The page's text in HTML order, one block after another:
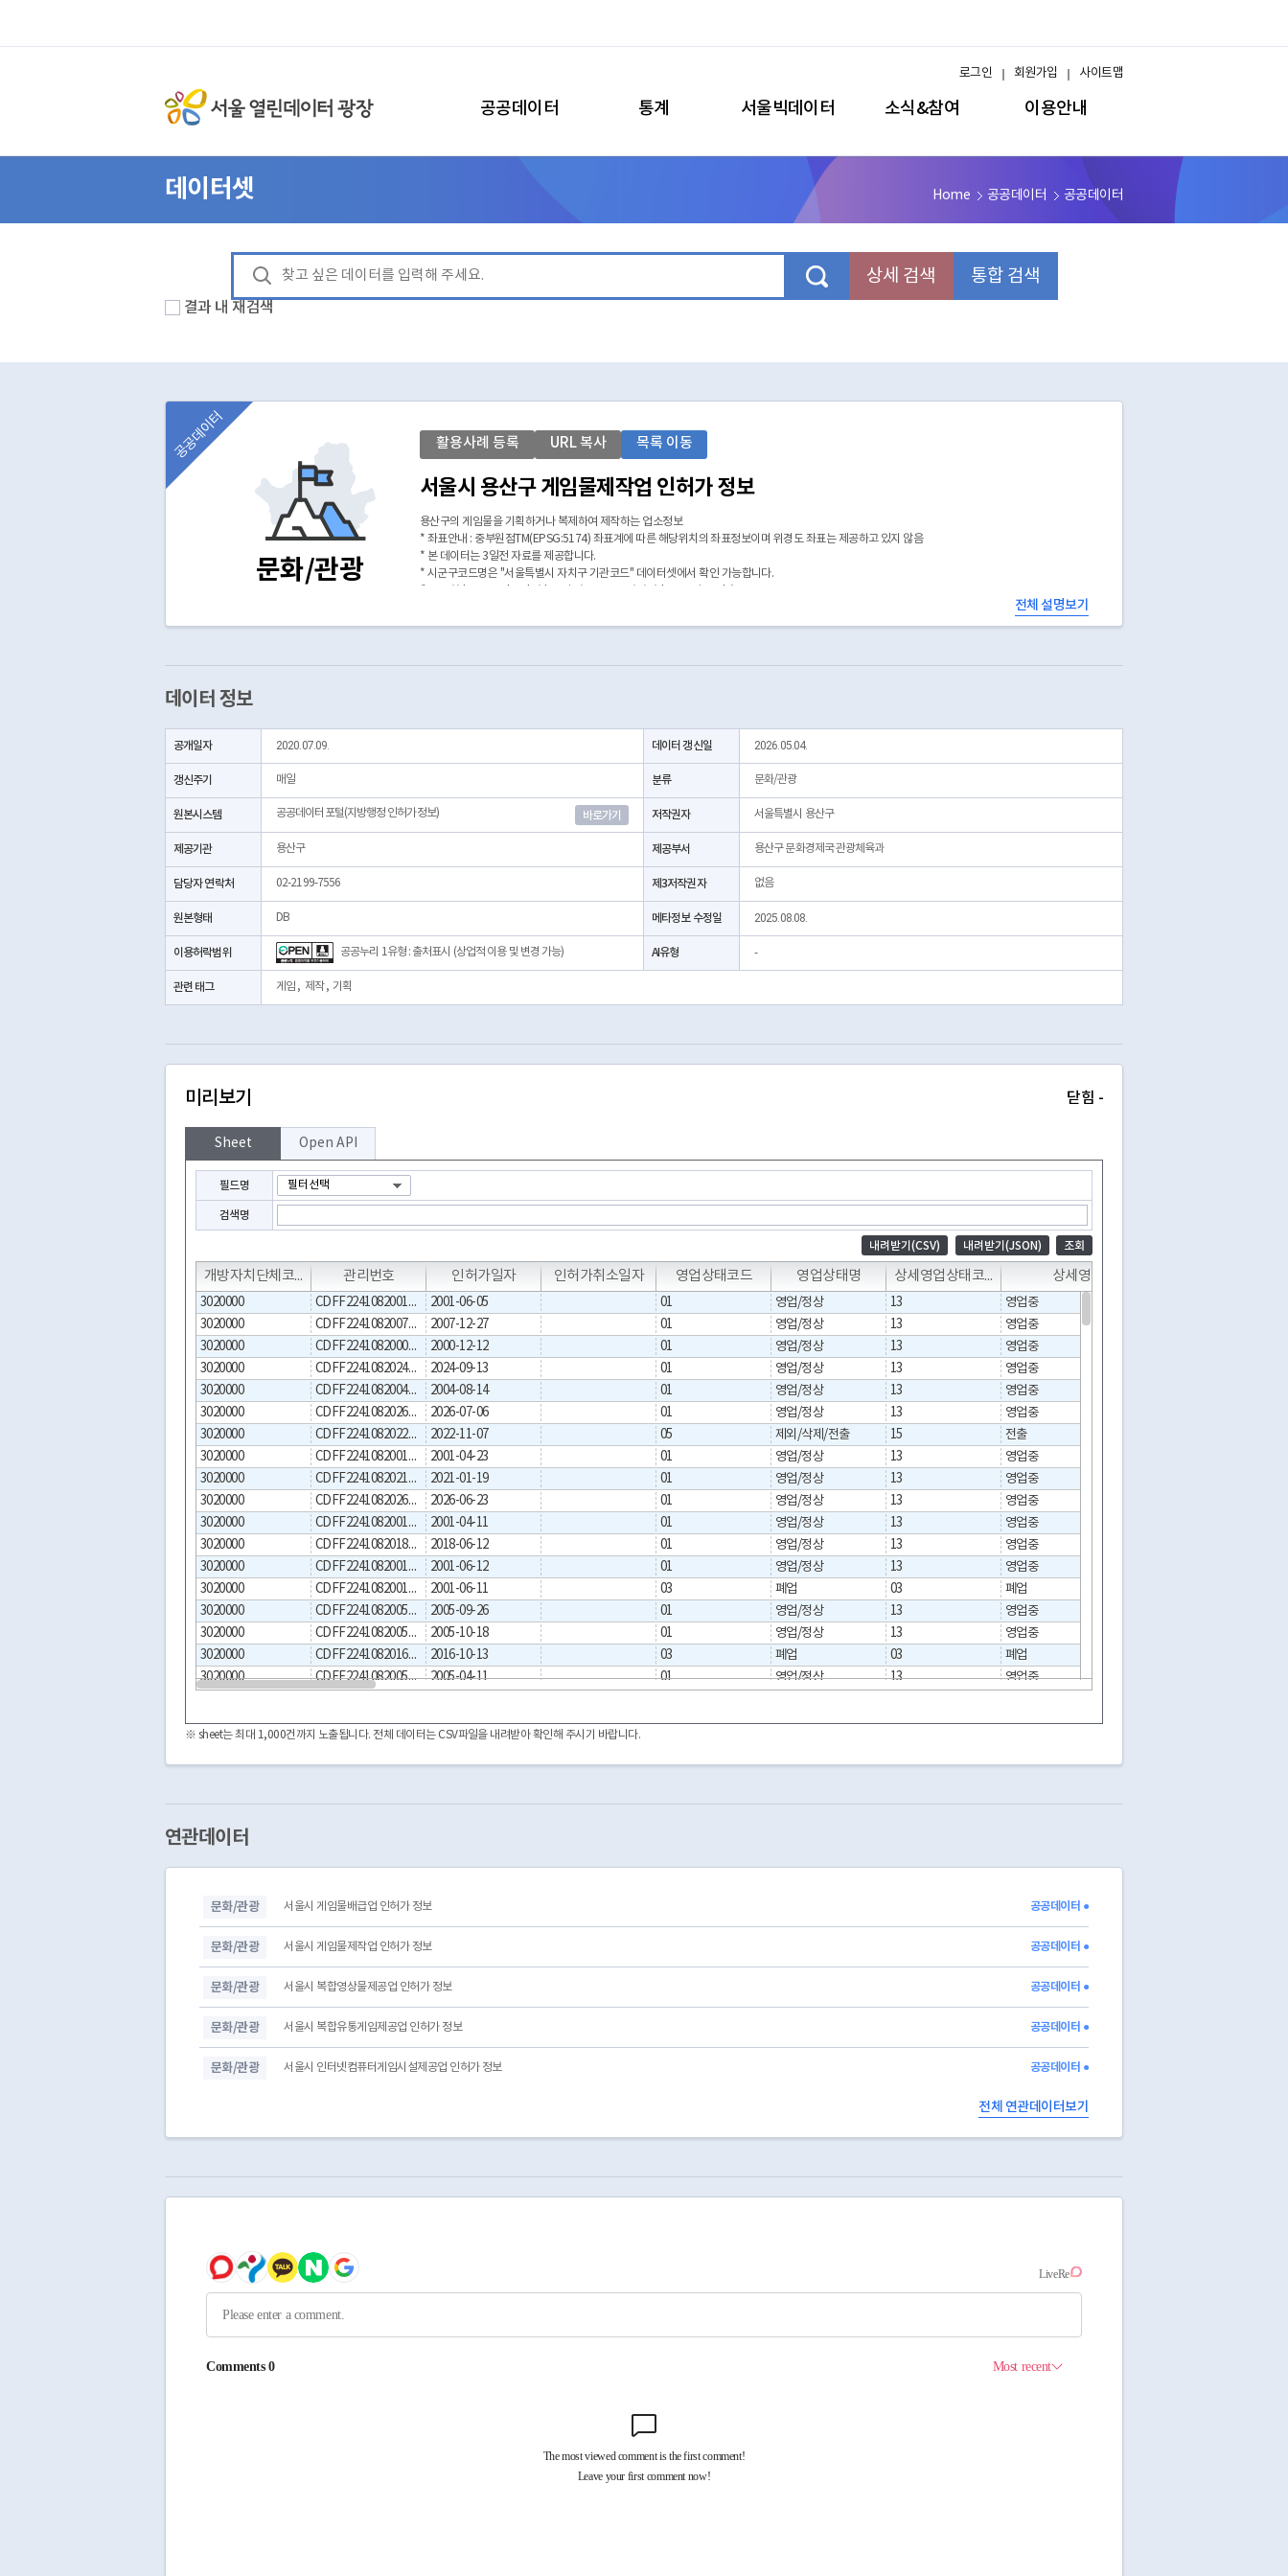
공공데이터 통계 서울빅데이터 소식&참여 이용안내
로그인 회원가입 사이트맵
데이터셋 Home 공공데이터 공공데이터
상세 검색 통합 검색
결과 내 재검색
문화/관광
공공데이터 활용사례 등록 URL 복사 목록 이동
서울시 용산구 게임물제작업 인허가 정보
용산구의 게임물을 기획하거나 복제하여 제작하는 업소정보
* 좌표안내 : 중부원점TM(EPSG:5174) 좌표계에 따른 해당위치의 좌표정보이며 위경도 좌표는 제공하고 있지 않음
* 본 데이터는 3일전 자료를 제공합니다.
* 시군구코드명은 "서울특별시 자치구 기관코드" 데이터셋에서 확인 가능합니다.
전체 설명보기
데이터 정보
공개일자 2020.07.09. 데이터 갱신일 2026.05.04.
갱신주기 매일 분류 문화/관광
원본시스템 공공데이터포털(지방행정 인허가정보) 바로가기 저작권자 서울특별시 용산구
제공기관 용산구 제공부서 용산구 문화경제국 관광체육과
담당자 연락처 02-2199-7556 제3저작권자 없음
원본형태 DB 메타정보 수정일 2025.08.08.
이용허락범위 공공누리 1유형 : 출처표시 (상업적 이용 및 변경 가능) AI유형 -
관련 태그 게임 , 제작,기획
미리보기 닫힘 -
Sheet Open API
필드명
검색명
내려받기(CSV) 내려받기(JSON) 조회
개방자치단체코드 관리번호 인허가일자 인허가취소일자 영업상태코드 영업상태명 상세영업상태코드 상세영업상태명
T T T
3020000 CDFF2241082001000018 2001-06-05 01 영업/정상 13
영업중
3020000
CDFF2241082007000008 2007-12-27 01 영업/정상 13
영업중
3020000
CDFF2241082000000011 2000-12-12 01 영업/정상 13
영업중
3020000
CDFF2241082024000002 2024-09-13 01 영업/정상 13
영업중
3020000
CDFF2241082004000004 2004-08-14 01 영업/정상 13
영업중
3020000
CDFF2241082026000004 2026-07-06 01 영업/정상 13
영업중
3020000
CDFF2241082022000004 2022-11-07 05 제외/삭제/전출 15 전출
3020000
CDFF2241082001000020 2001-04-23 01 영업/정상 13
영업중
3020000
CDFF2241082021000001 2021-01-19 01 영업/정상 13
영업중
3020000
CDFF2241082026000003 2026-06-23 01 영업/정상 13
영업중
3020000
CDFF2241082001000015 2001-04-11 01 영업/정상 13
영업중
3020000
CDFF2241082018000005 2018-06-12 01 영업/정상 13
영업중
3020000
CDFF2241082001000023 2001-06-12 01 영업/정상 13
영업중
3020000
CDFF2241082001000013 2001-06-11 03 폐업 03 폐업
3020000
CDFF2241082005000007 2005-09-26 01 영업/정상 13
영업중
3020000
CDFF2241082005000004 2005-10-18 01 영업/정상 13
영업중
3020000
CDFF2241082016000002 2016-10-13 03 폐업 03 폐업
3020000
CDFF2241082005000001 2005-04-11 01 영업/정상 13
영업중
3020000
CDFF2241082026000001 2026-02-25 01 영업/정상 13
영업중
3020000
CDFF2241082025000002 2025-05-21
3020000
CDFF2241082025000001 2025-02-11 03 폐업 03 폐업
3020000
CDFF2241082024000001 2024-08-23 05 제외/삭제/전출 15 전출
3020000
3020000
CDFF2241081999000002 1999-08-12
영업중
3020000
CDFF2241082022000003 2022-04-11 영업중
※ sheet는 최대 1,000건까지 노출됩니다. 전체 데이터는 CSV파일을 내려받아 확인해 주시기 바랍니다.
연관데이터
문화/관광 서울시 게임물배급업 인허가 정보 공공데이터 ●
문화/관광 서울시 게임물제작업 인허가 정보 공공데이터 ●
문화/관광 서울시 복합영상물제공업 인허가 정보 공공데이터 ●
문화/관광 서울시 복합유통게임제공업 인허가 정보 공공데이터 ●
문화/관광 서울시 인터넷컴퓨터게임시설제공업 인허가 정보 공공데이터 ●
전체 연관데이터보기